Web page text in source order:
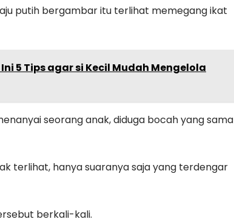
putih bergambar itu terlihat memegang ikat
5 Tips agar si Kecil Mudah Mengelola
seorang anak, diduga bocah yang sama
terlihat, hanya suaranya saja yang terdengar
berkali-kali.